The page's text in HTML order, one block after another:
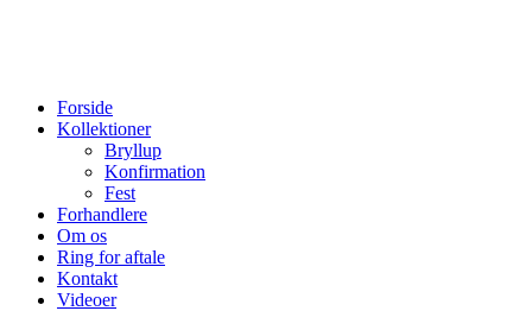
Forside
Kollektioner
Bryllup
Konfirmation
Fest
Forhandlere
Om os
Ring for aftale
Kontakt
Videoer